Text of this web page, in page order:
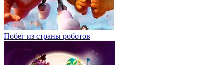
Побег из страны роботов